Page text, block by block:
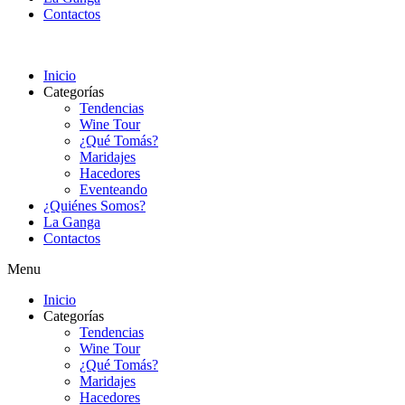
Contactos
Inicio
Categorías
Tendencias
Wine Tour
¿Qué Tomás?
Maridajes
Hacedores
Eventeando
¿Quiénes Somos?
La Ganga
Contactos
Menu
Inicio
Categorías
Tendencias
Wine Tour
¿Qué Tomás?
Maridajes
Hacedores